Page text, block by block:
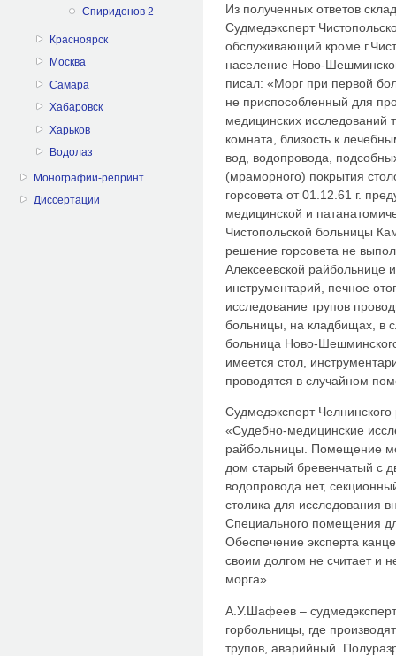
Спиридонов 2
Красноярск
Москва
Самара
Хабаровск
Харьков
Водолаз
Монографии-репринт
Диссертации
Из полученных ответов
Судмедэксперт
обслуживающий кроме
население Ново-
писал: «Морг при первой
не приспособленный для
медицинских исследований
комната, близость к
вод, водопровода,
(мраморного) покрытия
горсовета от 01.12.61 г.
медицинской и
Чистопольской больницы
решение горсовета не
Алексеевской райбольнице
инструментарий, печное
исследование трупов
больницы, на кладбищах, в
больница Ново-
имеется стол,
проводятся в случайном
Судмедэксперт
«Судебно-медицинские
райбольницы. Помещение
дом старый бревенчатый с
водопровода нет,
столика для исследования
Специального помещения
Обеспечение эксперта
своим долгом не считает и
морга».
А.У.Шафеев –
горбольницы, где
трупов, аварийный.